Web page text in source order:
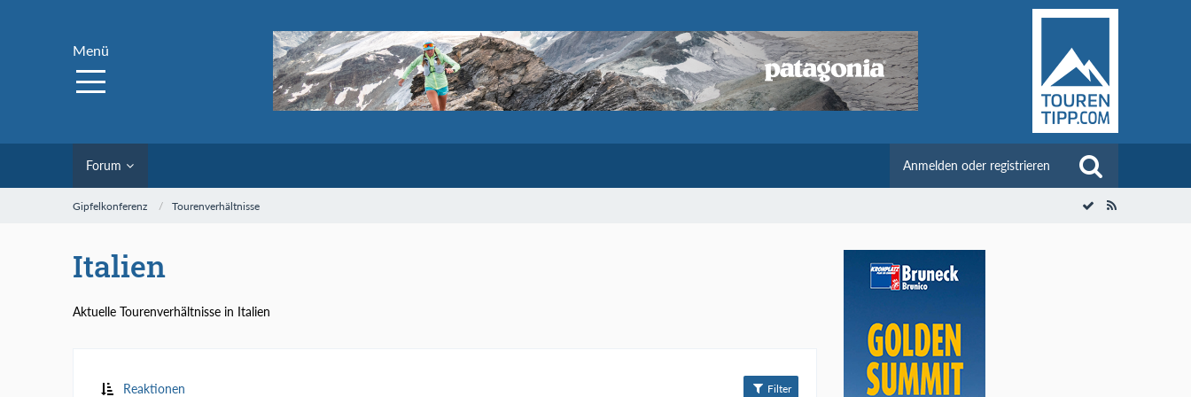
Menü
Forum Anmelden oder registrieren
Gipfelkonferenz Tourenverhältnisse
Italien
Aktuelle Tourenverhältnisse in Italien
Reaktionen Filter